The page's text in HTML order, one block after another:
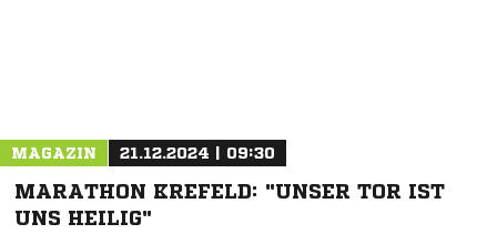
MAGAZIN 21.12.2024 | 09:30
MARATHON KREFELD: "UNSER TOR IST
UNS HEILIG"